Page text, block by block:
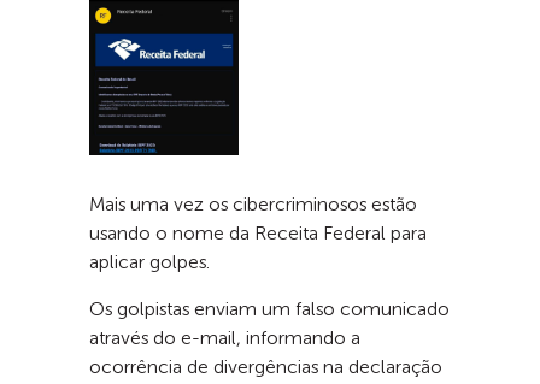
Mais uma vez os cibercriminosos estão
usando o nome da Receita Federal para
aplicar golpes.
Os golpistas enviam um falso comunicado
através do e-mail, informando a
ocorrência de divergências na declaração